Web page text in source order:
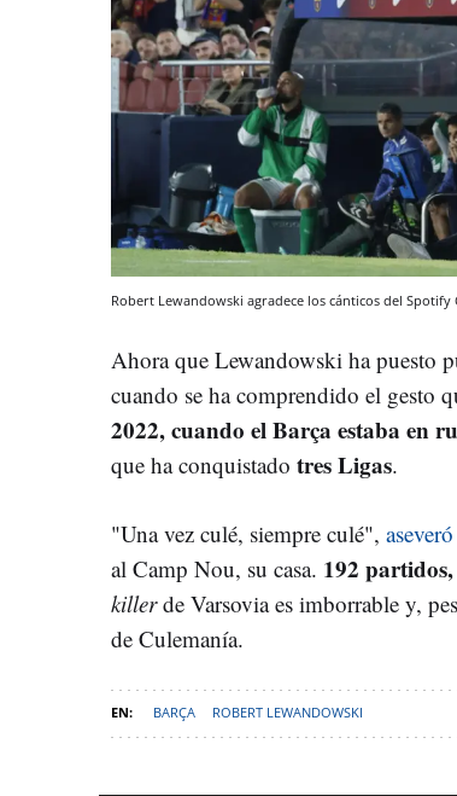
Robert Lewandowski agradece los cánticos del Spotify
Ahora que Lewandowski ha puesto
cuando se ha comprendido el gesto
2022, cuando el Barça estaba en
que ha conquistado tres Ligas.
"Una vez culé, siempre culé", aseveró
al Camp Nou, su casa. 192 partidos,
killerde Varsovia es imborrable y,
de Culemanía.
BARÇA ROBERT LEWANDOWSKI